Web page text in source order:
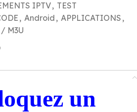
IPTV, TEST
, Android , APPLICATIONS ,
M3U
un